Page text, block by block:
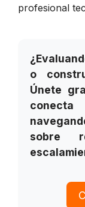
profesional
o
Únete
conecta
sobre